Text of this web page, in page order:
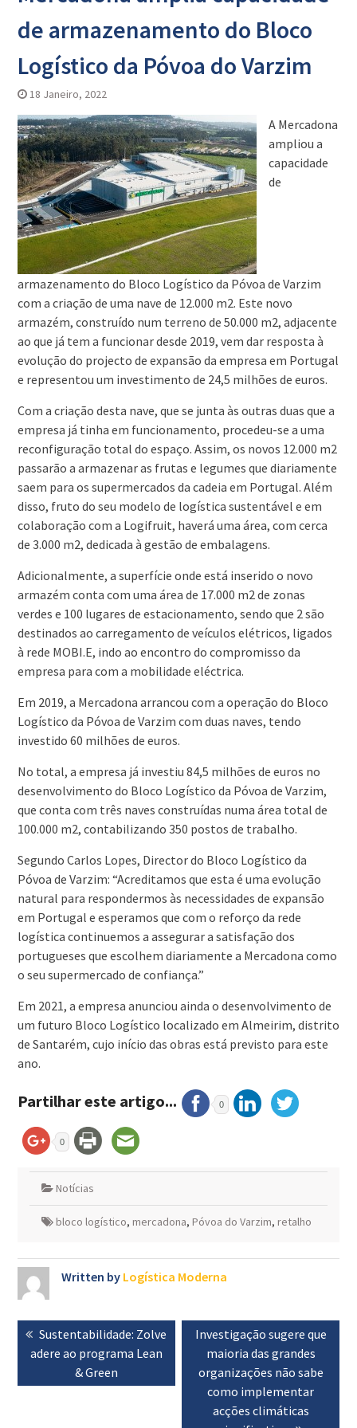
de armazenamento do Bloco
Logístico da Póvoa do Varzim
18 Janeiro, 2022
A Mercadona
ampliou a
capacidade
de
armazenamento do Bloco Logístico da Póvoa de Varzim
com a criação de uma nave de 12.000 m2. Este novo
armazém, construído num terreno de 50.000 m2, adjacente
ao que já tem a funcionar desde 2019, vem dar resposta à
evolução do projecto de expansão da empresa em Portugal
e representou um investimento de 24,5 milhões de euros.
Com a criação desta nave, que se junta às outras duas que a
empresa já tinha em funcionamento, procedeu-se a uma
reconfiguração total do espaço. Assim, os novos 12.000 m2
passarão a armazenar as frutas e legumes que diariamente
saem para os supermercados da cadeia em Portugal. Além
disso, fruto do seu modelo de logística sustentável e em
colaboração com a Logifruit, haverá uma área, com cerca
de 3.000 m2, dedicada à gestão de embalagens.
Adicionalmente, a superfície onde está inserido o novo
armazém conta com uma área de 17.000 m2 de zonas
verdes e 100 lugares de estacionamento, sendo que 2 são
destinados ao carregamento de veículos elétricos, ligados
à rede MOBI.E, indo ao encontro do compromisso da
empresa para com a mobilidade eléctrica.
Em 2019, a Mercadona arrancou com a operação do Bloco
Logístico da Póvoa de Varzim com duas naves, tendo
investido 60 milhões de euros.
No total, a empresa já investiu 84,5 milhões de euros no
desenvolvimento do Bloco Logístico da Póvoa de Varzim,
que conta com três naves construídas numa área total de
100.000 m2, contabilizando 350 postos de trabalho.
Segundo Carlos Lopes, Director do Bloco Logístico da
Póvoa de Varzim: “Acreditamos que esta é uma evolução
natural para respondermos às necessidades de expansão
em Portugal e esperamos que com o reforço da rede
logística continuemos a assegurar a satisfação dos
portugueses que escolhem diariamente a Mercadona como
o seu supermercado de confiança.”
Em 2021, a empresa anunciou ainda o desenvolvimento de
um futuro Bloco Logístico localizado em Almeirim, distrito
de Santarém, cujo início das obras está previsto para este
ano.
Partilhar este artigo... 0
0
Notícias
bloco logístico, mercadona, Póvoa do Varzim, retalho
Written by Logística Moderna
Navegação
de
artigos
Previous
post:
Sustentabilidade: Zolve
adere ao programa Lean
& Green
Next
post:
Investigação sugere que
maioria das grandes
organizações não sabe
como implementar
acções climáticas